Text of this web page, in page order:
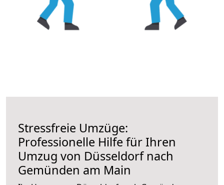
Stressfreie Umzüge:
Professionelle Hilfe für Ihren
Umzug von Düsseldorf nach
Gemünden am Main